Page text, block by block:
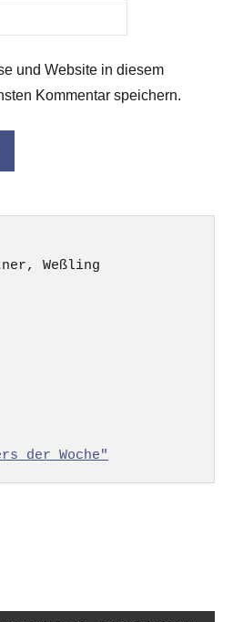
und Website in diesem
Kommentar speichern.
der Woche"